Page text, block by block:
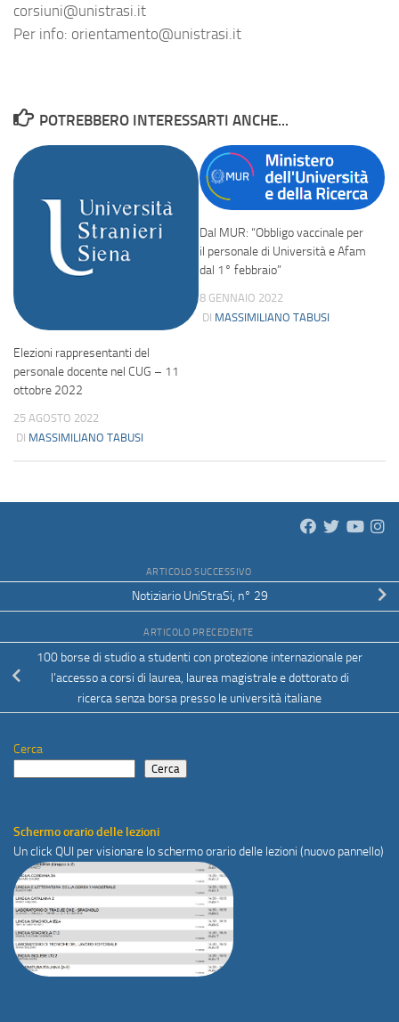
corsiuni@unistrasi.it
Per info: orientamento@unistrasi.it
POTREBBERO INTERESSARTI ANCHE...
Elezioni rappresentanti del
personale docente nel CUG – 11
ottobre 2022
25 AGOSTO 2022
DI MASSIMILIANO TABUSI
Dal MUR: “Obbligo vaccinale per
il personale di Università e Afam
dal 1° febbraio”
8 GENNAIO 2022
DI MASSIMILIANO TABUSI
ARTICOLO SUCCESSIVO
Notiziario UniStraSi, n° 29
ARTICOLO PRECEDENTE
100 borse di studio a studenti con protezione internazionale per
l’accesso a corsi di laurea, laurea magistrale e dottorato di
ricerca senza borsa presso le università italiane
Cerca
Cerca
Schermo orario delle lezioni
Un click QUI per visionare lo schermo orario delle lezioni (nuovo pannello)